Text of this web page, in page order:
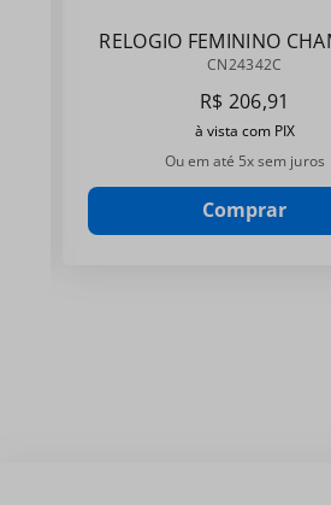
RELOGIO FEMININO
CN24342C
CN24342C
R$ 206,91
à vista com PIX
Ou em até 5x sem juros
Comprar